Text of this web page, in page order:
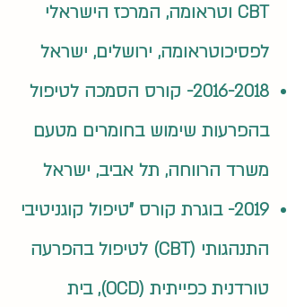
CBT וטראומה, המרכז הישראלי
לפסיכוטראומה, ירושלים, ישראל
2016-2018- קורס הסמכה לטיפול
בהפרעות שימוש בחומרים מטעם
משרד הרווחה, תל אביב, ישראל
2019- בוגרת קורס "טיפול קוגניטיבי
התנהגותי (CBT) לטיפול בהפרעה
טורדנית כפייתית (OCD), בית